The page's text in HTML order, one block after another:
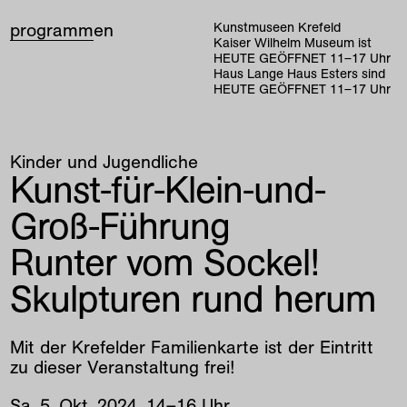
programmen
Kunstmuseen Krefeld
Kaiser Wilhelm Museum ist
HEUTE GEÖFFNET 11–17 Uhr
Haus Lange Haus Esters sind
HEUTE GEÖFFNET 11–17 Uhr
Kinder und Jugendliche
Kunst-für-Klein-und-
Groß-Führung
Runter vom Sockel!
Skulpturen rund herum
Mit der Krefelder Familienkarte ist der Eintritt
zu dieser Veranstaltung frei!